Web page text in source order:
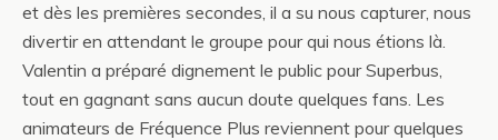
et dès les premières secondes, il a su nous capturer, nous
divertir en attendant le groupe pour qui nous étions là.
Valentin a préparé dignement le public pour Superbus,
tout en gagnant sans aucun doute quelques fans. Les
animateurs de Fréquence Plus reviennent pour quelques